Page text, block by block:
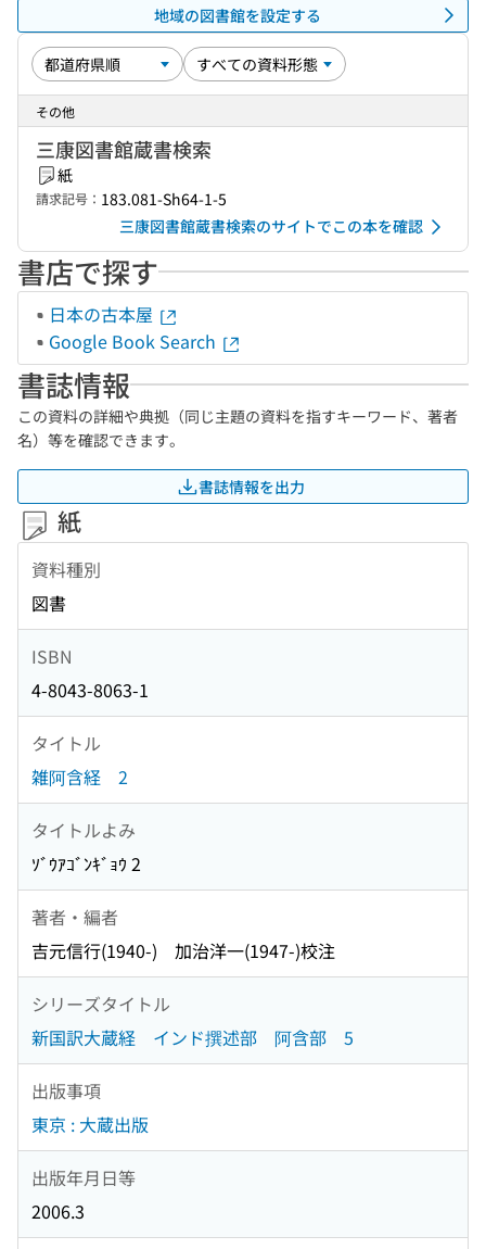
地域の図書館を設定する
その他
三康図書館蔵書検索
紙
請求記号： 183.081-Sh64-1-5
三康図書館蔵書検索のサイトでこの本を確認
書店で探す
日本の古本屋
Google Book Search
書誌情報
この資料の詳細や典拠（同じ主題の資料を指すキーワード、著者
名）等を確認できます。
書誌情報を出力
紙
資料種別
図書
ISBN
4-8043-8063-1
タイトル
雑阿含経 2
タイトルよみ
ｿﾞｳｱｺﾞﾝｷﾞｮｳ 2
著者・編者
吉元信行(1940-) 加治洋一(1947-)校注
シリーズタイトル
新国訳大蔵経 インド撰述部 阿含部 5
出版事項
東京 : 大蔵出版
出版年月日等
2006.3